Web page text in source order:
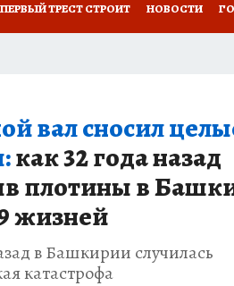
ПЕРВЫЙ ТРЕСТ СТРОИТ НОВОСТИ
вал сносил
как 32 года назад
плотины в
жизней
в Башкирии случилась
катастрофа